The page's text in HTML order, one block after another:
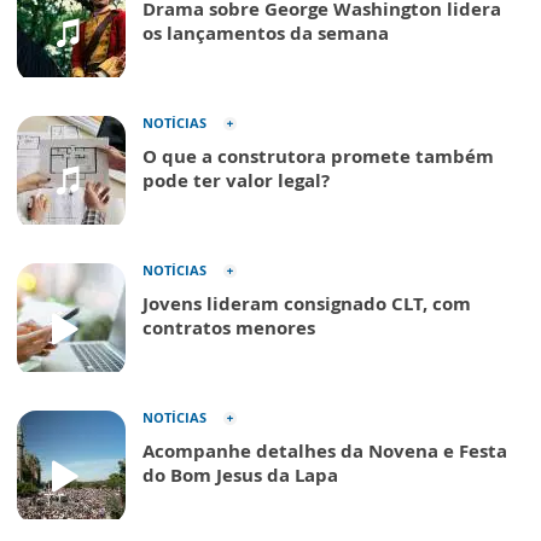
Drama sobre George Washington lidera
os lançamentos da semana
NOTÍCIAS
O que a construtora promete também
pode ter valor legal?
NOTÍCIAS
Jovens lideram consignado CLT, com
contratos menores
NOTÍCIAS
Acompanhe detalhes da Novena e Festa
do Bom Jesus da Lapa